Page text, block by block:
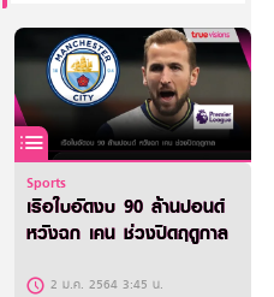
Sports
เรือใบอัดงบ 90 ล้านปอนด์
หวังฉก เคน ช่วงปิดฤดูกาล
2 ม.ค. 2564 3:45 น.